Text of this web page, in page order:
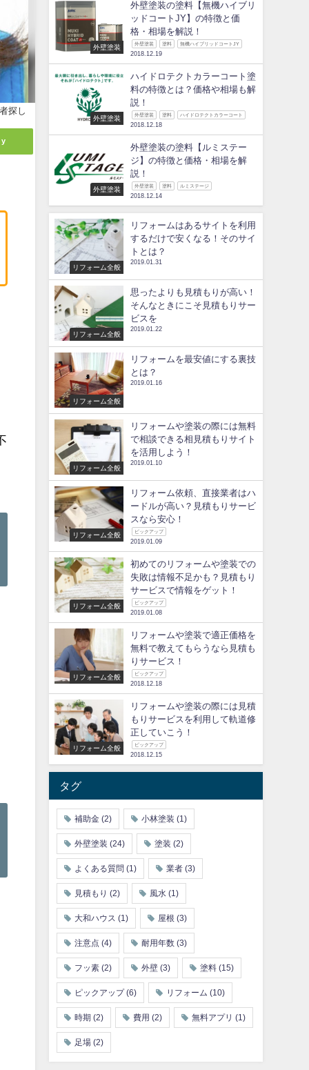
探し
外壁塗装
外壁塗装の塗料【無機ハイブリ
ッドコートJY】の特徴と価
格・相場を解説！
外壁塗装 塗料 無機ハイブリッドコートJY
2018.12.19
外壁塗装
ハイドロテクトカラーコート塗
料の特徴とは？価格や相場も解
説！
外壁塗装 塗料 ハイドロテクトカラーコート
2018.12.18
外壁塗装
外壁塗装の塗料【ルミステー
ジ】の特徴と価格・相場を解
説！
外壁塗装 塗料 ルミステージ
2018.12.14
リフォーム全般
リフォームはあるサイトを利用
するだけで安くなる！そのサイ
トとは？
2019.01.31
リフォーム全般
思ったよりも見積もりが高い！
そんなときにこそ見積もりサー
ビスを
2019.01.22
リフォーム全般
リフォームを最安値にする裏技
とは？
2019.01.16
リフォーム全般
リフォームや塗装の際には無料
で相談できる相見積もりサイト
を活用しよう！
2019.01.10
リフォーム全般
リフォーム依頼、直接業者はハ
ードルが高い？見積もりサービ
スなら安心！
ピックアップ
2019.01.09
リフォーム全般
初めてのリフォームや塗装での
失敗は情報不足かも？見積もり
サービスで情報をゲット！
ピックアップ
2019.01.08
リフォーム全般
リフォームや塗装で適正価格を
無料で教えてもらうなら見積も
りサービス！
ピックアップ
2018.12.18
リフォーム全般
リフォームや塗装の際には見積
もりサービスを利用して軌道修
正していこう！
ピックアップ
2018.12.15
タグ
補助金(2) 小林塗装 (1)
外壁塗装 (24) 塗装 (2)
よくある質問 (1) 業者(3)
見積もり (2) 風水 (1)
大和ハウス (1) 屋根 (3)
注意点 (4) 耐用年数(3)
フッ素(2) 外壁(3) 塗料(15)
ピックアップ(6) リフォーム (10)
時期 (2) 費用 (2) 無料アプリ (1)
足場(2)